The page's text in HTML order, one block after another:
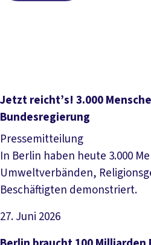
Jetzt reicht’s! 3.000
Bundesregierung
Pressemitteilung
In Berlin haben heute 3.000
Umweltverbänden,
Beschäftigten demonstriert.
27. Juni 2026